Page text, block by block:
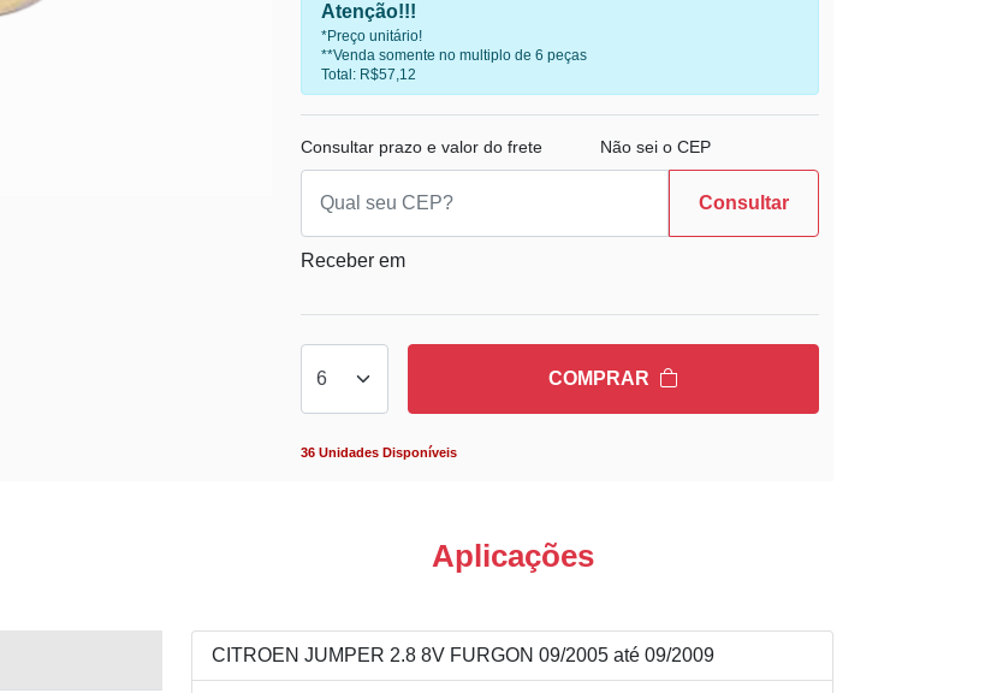
Atenção!!!
*Preço unitário!
**Venda somente no multiplo de 6 peças
Total: R$57,12
Consultar prazo e valor do frete Não sei o CEP
Consultar
Receber em
COMPRAR
36 Unidades Disponíveis
Aplicações
CITROEN JUMPER 2.8 8V FURGON 09/2005 até 09/2009